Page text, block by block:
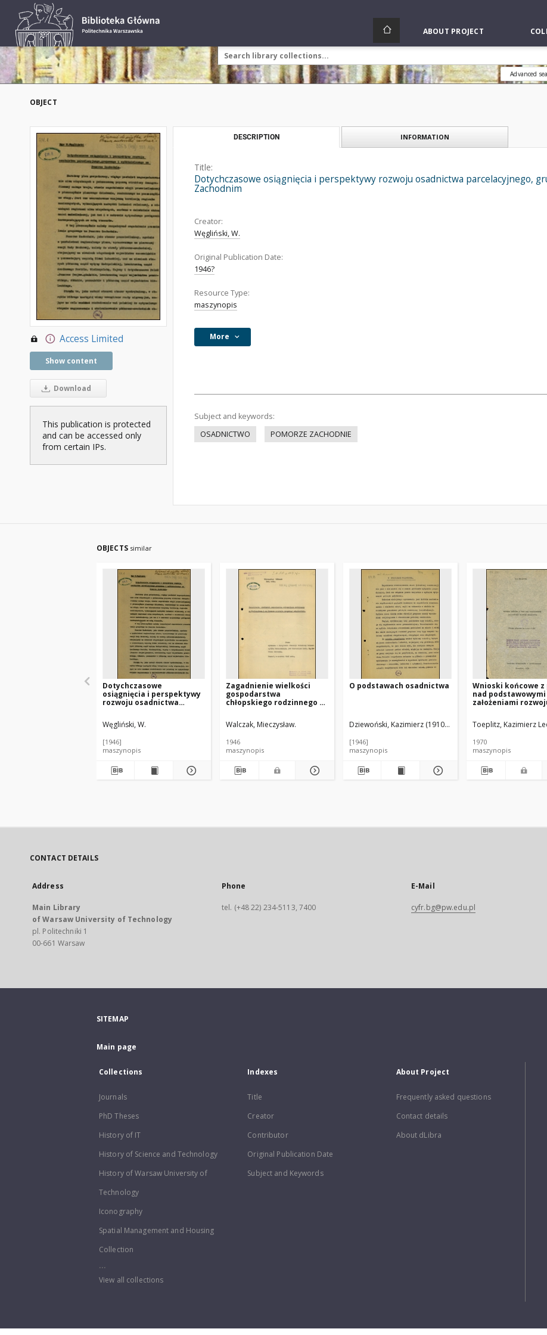
ABOUT PROJECT
Advanced
OBJECT
Access Limited
Show content
Download
This publication is protected
and can be accessed only
from certain IPs.
DESCRIPTION INFORMATION
Title:
Dotychczasowe osiągnięcia i perspektywy rozwoju osadnictwa parcelacyjnego,
Zachodnim
Creator:
Węgliński, W.
Original Publication Date:
1946?
Resource Type:
maszynopis
More
Subject and keywords:
OSADNICTWO
POMORZE ZACHODNIE
OBJECTS similar
Dotychczasowe
osiągnięcia i perspektywy
rozwoju osadnictwa
grupowego i
spółdzielczego na
Węgliński, W.
[1946]
maszynopis
Zagadnienie wielkości
gospodarstwa
chłopskiego rodzinnego w
w ujęciu opracowań
niemieckich
Walczak, Mieczysław.
1946
maszynopis
O podstawach osadnictwa
Dziewoński, Kazimierz (1910-1994)
[1946]
maszynopis
Wnioski końcowe z
nad podstawowymi
założeniami
Toeplitz, Kazimierz
1970
maszynopis
CONTACT DETAILS
Address
Main Library
of Warsaw University of Technology
pl. Politechniki 1
00-661 Warsaw
Phone
tel. (+48 22) 234-5113, 7400
E-Mail
cyfr.bg@pw.edu.pl
SITEMAP
Main page
Collections
Journals
PhD Theses
History of IT
History of Science and Technology
History of Warsaw University of
Technology
Iconography
Spatial Management and Housing
Collection
...
View all collections
Indexes
Title
Creator
Contributor
Original Publication Date
Subject and Keywords
About Project
Frequently asked questions
Contact details
About dLibra